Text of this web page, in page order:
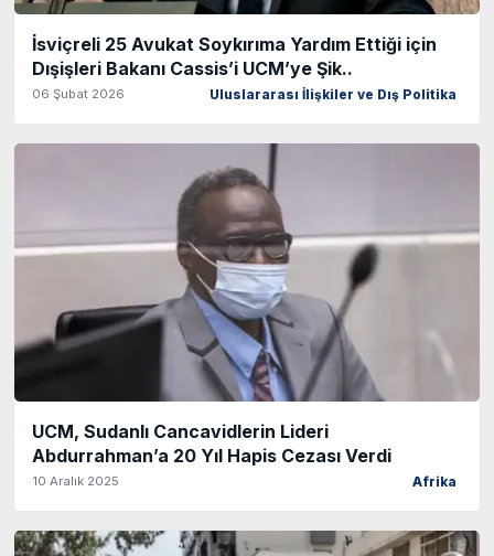
İsviçreli 25 Avukat Soykırıma Yardım Ettiği için
Dışişleri Bakanı Cassis’i UCM’ye Şik..
06 Şubat 2026 Uluslararası İlişkiler ve Dış Politika
UCM, Sudanlı Cancavidlerin Lideri
Abdurrahman’a 20 Yıl Hapis Cezası Verdi
10 Aralık 2025 Afrika